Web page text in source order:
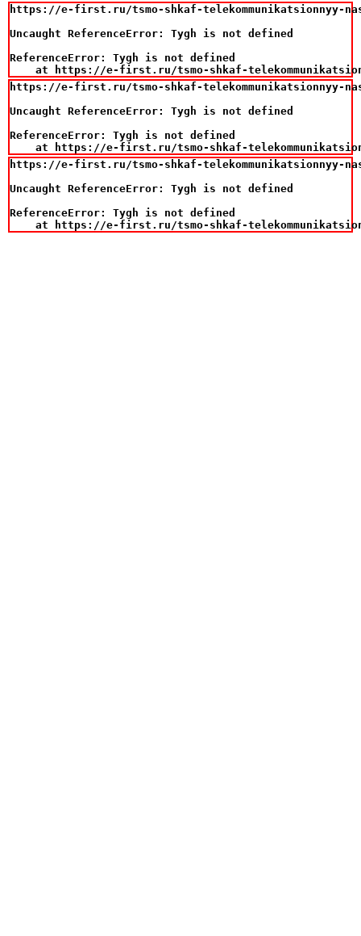
https://e-first.ru/tsmo-shkaf-telekommunikatsionnyy-
Uncaught ReferenceError: Tygh is not defined
ReferenceError: Tygh is not defined
at https://e-first.ru/tsmo-shkaf-
https://e-first.ru/tsmo-shkaf-telekommunikatsionnyy-
Uncaught ReferenceError: Tygh is not defined
ReferenceError: Tygh is not defined
at https://e-first.ru/tsmo-shkaf-
https://e-first.ru/tsmo-shkaf-telekommunikatsionnyy-
Uncaught ReferenceError: Tygh is not defined
ReferenceError: Tygh is not defined
at https://e-first.ru/tsmo-shkaf-